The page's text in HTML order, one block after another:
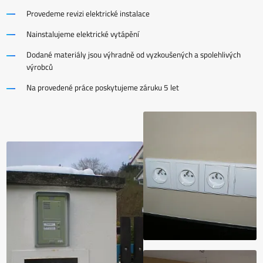
Provedeme revizi elektrické instalace
Nainstalujeme elektrické vytápění
Dodané materiály jsou výhradně od vyzkoušených a spolehlivých
výrobců
Na provedené práce poskytujeme záruku 5 let